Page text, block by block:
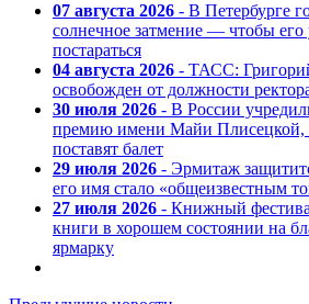
07 августа 2026 - В Петербурге
солнечное затмение — чтобы
постараться
04 августа 2026 - ТАСС:
освобожден от должности
30 июля 2026 - В России
премию имени Майи Плисецкой,
поставят балет
29 июля 2026 - Эрмитаж
его имя стало «общеизвестным
27 июля 2026 - Книжный
книги в хорошем состоянии на
ярмарку